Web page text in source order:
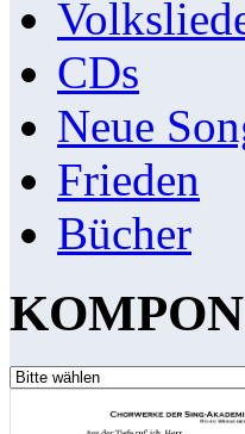
CDs
Neue
Frieden
Bücher